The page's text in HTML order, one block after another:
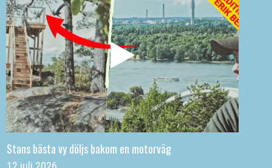
Stans bästa vy döljs bakom en motorväg